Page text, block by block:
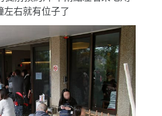
左右就有位子了